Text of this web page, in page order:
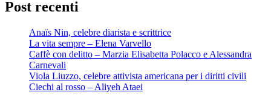
Post recenti
Anaïs Nin, celebre diarista e scrittrice
La vita sempre – Elena Varvello
Caffè con delitto – Marzia Elisabetta Polacco e Alessandra
Carnevali
Viola Liuzzo, celebre attivista americana per i diritti civili
Ciechi al rosso – Aliyeh Ataei